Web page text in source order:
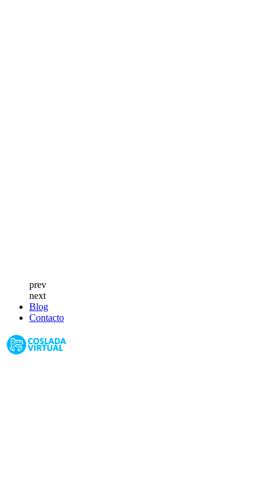
prev
next
Blog
Contacto